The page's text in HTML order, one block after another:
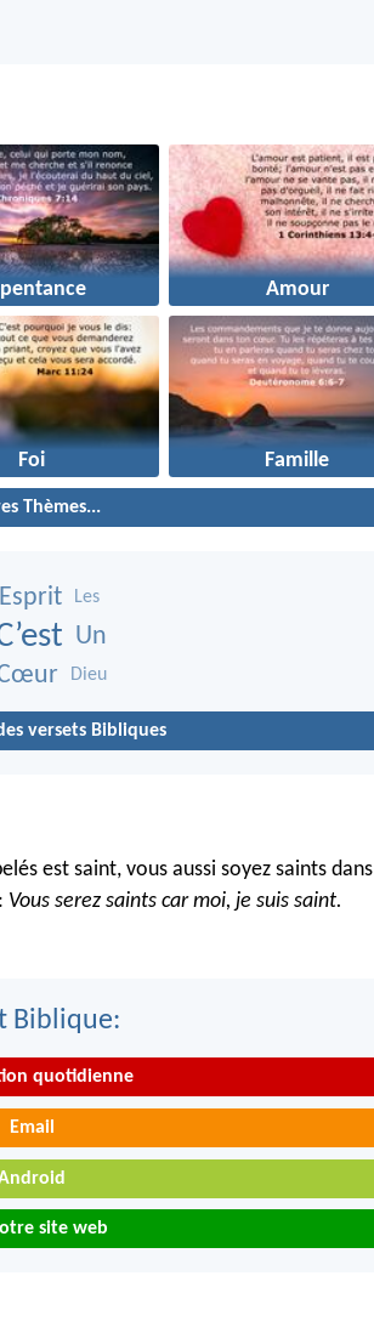
Amour
Foi Famille
Thèmes...
Esprit Les
Un
Dieu
versets Bibliques
est saint, vous aussi soyez saints dans
Vous serez saints car moi, je suis saint.
Biblique:
quotidienne
Email
site web